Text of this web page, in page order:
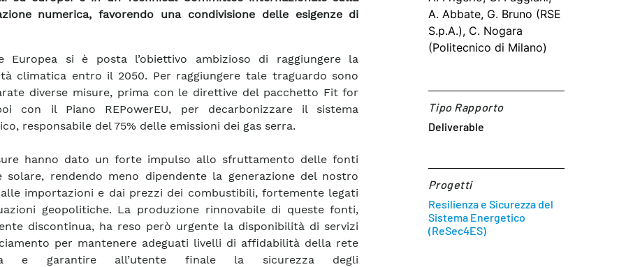
numerica, favorendo una condivisione delle esigenze di
Europea si è posta l’obiettivo ambizioso di raggiungere la
climatica entro il 2050. Per raggiungere tale traguardo sono
diverse misure, prima con le direttive del pacchetto Fit for
con il Piano REPowerEU, per decarbonizzare il sistema
responsabile del 75% delle emissioni dei gas serra.
hanno dato un forte impulso allo sfruttamento delle fonti
solare, rendendo meno dipendente la generazione del nostro
importazioni e dai prezzi dei combustibili, fortemente legati
geopolitiche. La produzione rinnovabile di queste fonti,
discontinua, ha reso però urgente la disponibilità di servizi
per mantenere adeguati livelli di affidabilità della rete
e garantire all’utente finale la sicurezza degli
A. Abbate, G. Bruno (RSE
S.p.A.), C. Nogara
(Politecnico di Milano)
Tipo Rapporto
Deliverable
Progetti
Resilienza e Sicurezza del
Sistema Energetico
(ReSec4ES)